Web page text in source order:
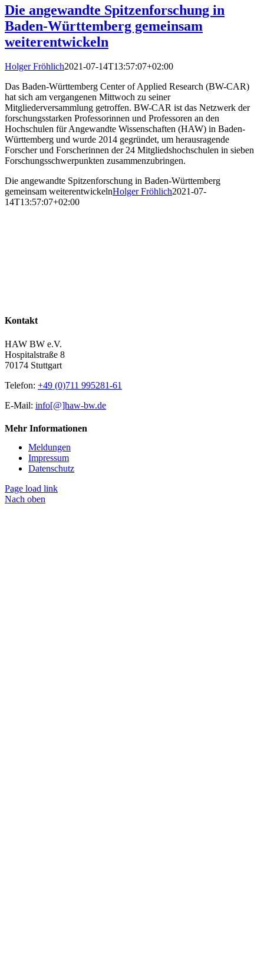
Die angewandte Spitzenforschung in
Baden-Württemberg gemeinsam
weiterentwickeln
Holger Fröhlich2021-07-14T13:57:07+02:00
Das Baden-Württemberg Center of Applied Research (BW-CAR)
hat sich am vergangenen Mittwoch zu seiner
Mitgliederversammlung getroffen. BW-CAR ist das Netzwerk der
forschungsstarken Professorinnen und Professoren an den
Hochschulen für Angewandte Wissenschaften (HAW) in Baden-
Württemberg und wurde 2014 gegründet, um herausragende
Forscher und Forscherinnen der 24 Mitgliedshochschulen in sieben
Forschungsschwerpunkten zusammenzubringen.
Die angewandte Spitzenforschung in Baden-Württemberg
gemeinsam weiterentwickelnHolger Fröhlich2021-07-
14T13:57:07+02:00
Kontakt
HAW BW e.V.
Hospitalstraße 8
70174 Stuttgart
Telefon: +49 (0)711 995281-61
E-Mail: info[@]haw-bw.de
Mehr Informationen
Meldungen
Impressum
Datenschutz
Page load link
Nach oben